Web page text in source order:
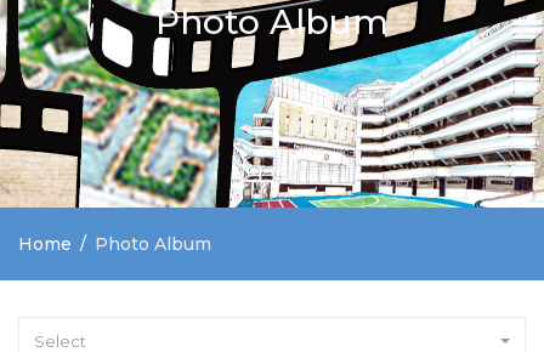
Photo Album
Home Photo Album
Select